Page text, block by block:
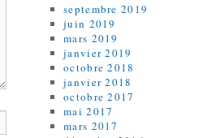
septembre 2019
juin 2019
mars 2019
janvier 2019
octobre 2018
janvier 2018
octobre 2017
mai 2017
mars 2017